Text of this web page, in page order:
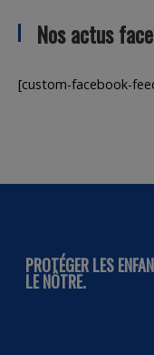
Nos actus
[custom-facebook-
PROTÉGER LES
LE NÔTRE.